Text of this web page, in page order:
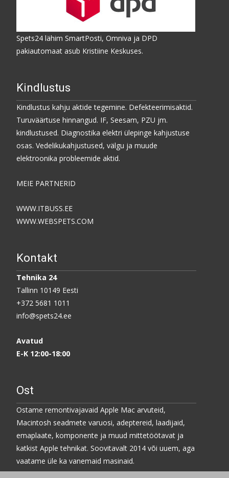
Spets24 lähim SmartPosti, Omniva ja DPD
pakiautomaat asub Kristiine Keskuses.
Kindlustus
Kindlustus kahju aktide tegemine. Defekteerimisaktid.
Turuväärtuse hinnangud. IF, Seesam, PZU jm.
kindlustused. Diagnostika elektri ülepinge kahjustuse
osas. Vedelikukahjustused, välgu ja muude
elektroonika probleemide aktid.
MEIE PARTNERID
WWW.ITBUSS.EE
WWW.WEBSPETS.COM
Kontakt
Tehnika 24
Tallinn 10149 Eesti
+372 5681 1011
info@spets24.ee
Avatud
E-K 12:00-18:00
Ost
Ostame remontivajavaid Apple Mac arvuteid,
Macintosh seadmete varuosi, adeptereid, laadijaid,
emaplaate, komponente ja muud mittetöötavat ja
katkist Apple tehnikat. Soovitavalt 2014 või uuem, aga
vaatame üle ka vanemaid masinaid.